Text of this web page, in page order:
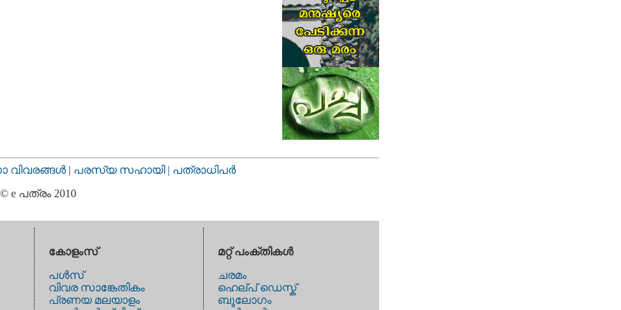
വിവരങ്ങള്‍ | പരസ്യ സഹായി | പത്രാധിപര്‍
© e പത്രം 2010
കോളംസ്
പള്‍സ്
വിവര സാങ്കേതികം
പ്രണയ മലയാളം
മറ്റ് പംക്തികള്‍
ചരമം
ഹെല്പ് ഡെസ്ക്
ബൂലോഗം